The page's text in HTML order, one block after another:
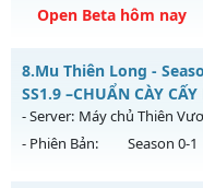
Exp: 9999x - Drop: 99%
Thể loại: Mu Nguyên
Antihack: XShield
Open Beta hôm nay
MU Thanh Long - Ép
Mu mới ra tháng 08
13h ngày 06/08/2626
Exp: 200x - Drop: 35%
8.Mu Thiên Long -
SS1.9 –CHUẨN CÀY
- Server: Máy chủ Thiên
- Phiên Bản:
Season 0-1